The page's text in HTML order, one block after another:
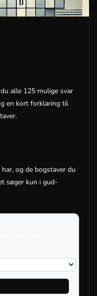
alle 125 mulige svar
en kort forklaring til
og de bogstaver du
søger kun i gud-